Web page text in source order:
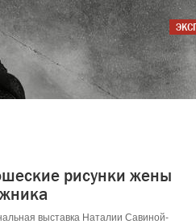
рисунки жены
выставка Наталии Савиной-